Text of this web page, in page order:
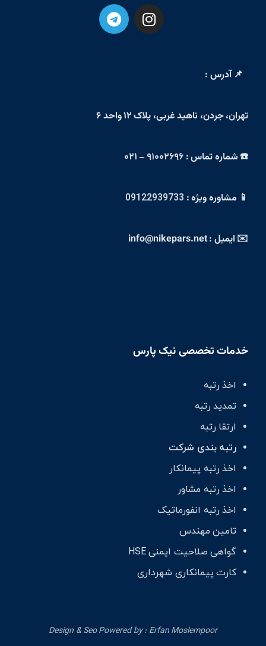
📌 آدرس :
تهران، جردن، ناهید غربی، پلاک ۱۲ واحد ۶
☎️ شماره تماس : ۹۱۰۰۲۶۹۶ – ۰۲۱
📱 مشاوره ویژه : 09122939733
✉️ ایمیل : info@nikepars.net
خدمات تخصصی نیک پارس
اخذ رتبه
تمدید رتبه
ارتقا رتبه
رتبه بندی شرکت
اخذ رتبه پیمانکار
اخذ رتبه مشاور
اخذ رتبه انفورماتیک
تامین مهندس
گواهی صلاحیت ایمنی HSE
کارت پیمانکاری شهرداری
Design & Seo Powered by : Erfan Moslempoor